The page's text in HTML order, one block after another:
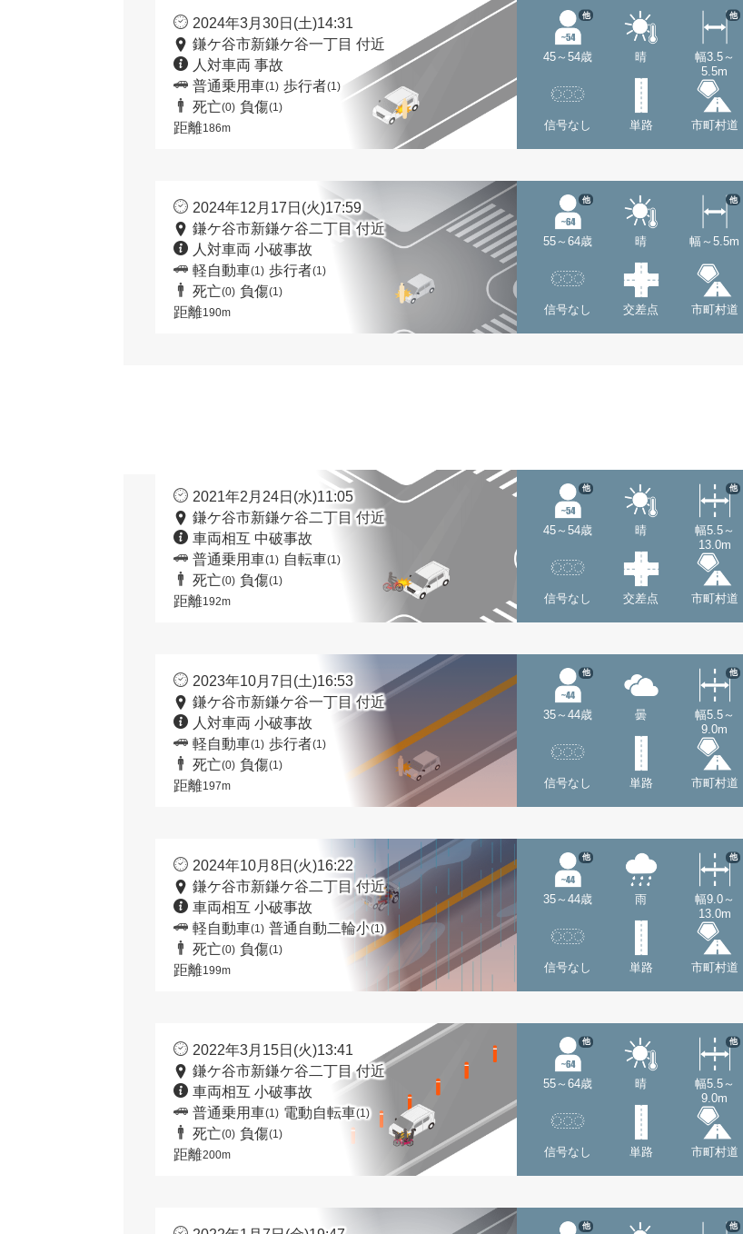
2024年3月30日(土)14:31
鎌ケ谷市新鎌ケ谷一丁目 付近
人対車両 事故
普通乗用車(1) 歩行者(1)
死亡(0) 負傷(1)
距離186m
45～54歳
他
晴
幅3.5～
5.5m
他
信号なし 単路 市町村道
2024年12月17日(火)17:59
鎌ケ谷市新鎌ケ谷二丁目 付近
人対車両 小破事故
軽自動車(1) 歩行者(1)
死亡(0) 負傷(1)
距離190m
55～64歳
他
晴 幅～5.5m
他
信号なし 交差点 市町村道
2021年2月24日(水)11:05
鎌ケ谷市新鎌ケ谷二丁目 付近
車両相互 中破事故
普通乗用車(1) 自転車(1)
死亡(0) 負傷(1)
距離192m
45～54歳
他
晴
幅5.5～
13.0m
他
信号なし 交差点 市町村道
2023年10月7日(土)16:53
鎌ケ谷市新鎌ケ谷一丁目 付近
人対車両 小破事故
軽自動車(1) 歩行者(1)
死亡(0) 負傷(1)
距離197m
35～44歳
他
曇
幅5.5～
9.0m
他
信号なし 単路 市町村道
2024年10月8日(火)16:22
鎌ケ谷市新鎌ケ谷二丁目 付近
車両相互 小破事故
軽自動車(1) 普通自動二輪小(1)
死亡(0) 負傷(1)
距離199m
35～44歳
他
雨
幅9.0～
13.0m
他
信号なし 単路 市町村道
2022年3月15日(火)13:41
鎌ケ谷市新鎌ケ谷二丁目 付近
車両相互 小破事故
普通乗用車(1) 電動自転車(1)
死亡(0) 負傷(1)
距離200m
55～64歳
他
晴
幅5.5～
9.0m
他
信号なし 単路 市町村道
他 他